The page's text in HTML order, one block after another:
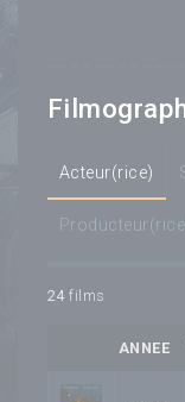
Acteur(rice)
24 films
ANNEE